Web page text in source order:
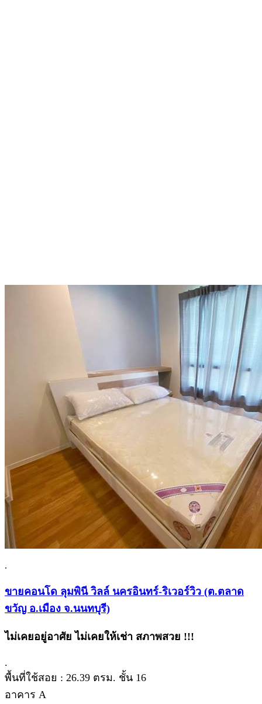
.
ขายคอนโด ลุมพินี วิลล์ นครอินทร์-ริเวอร์วิว (ต.ตลาด
ขวัญ อ.เมือง จ.นนทบุรี)
ไม่เคยอยู่อาศัย ไม่เคยให้เช่า สภาพสวย !!!
.
พื้นที่ใช้สอย : 26.39 ตรม. ชั้น 16
อาคาร A